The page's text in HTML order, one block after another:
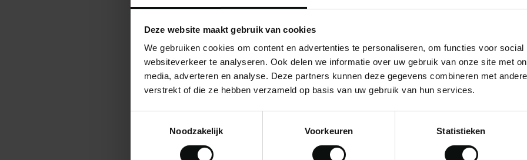
Deze website maakt gebruik van cookies
We gebruiken cookies om content en advertenties te personaliseren, om functies voor social
websiteverkeer te analyseren. Ook delen we informatie over uw gebruik van onze site met
media, adverteren en analyse. Deze partners kunnen deze gegevens combineren met
verstrekt of die ze hebben verzameld op basis van uw gebruik van hun services.
Noodzakelijk
Voorkeuren Statistieken
belangrijk en hierin
DEEL
Gratis
MA - ZA: Voor